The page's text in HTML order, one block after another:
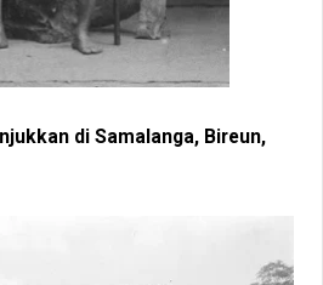
di Samalanga, Bireun,